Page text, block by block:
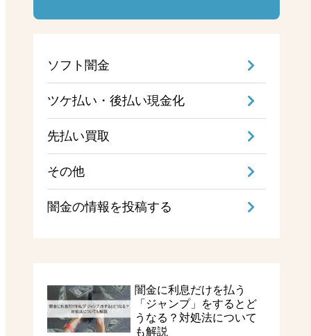
ソフト闇金
ツケ払い・後払い現金化
先払い買取
その他
闇金の情報を投稿する
闇金に利息だけを払う
「ジャンプ」をするとど
うなる？対処法について
も解説